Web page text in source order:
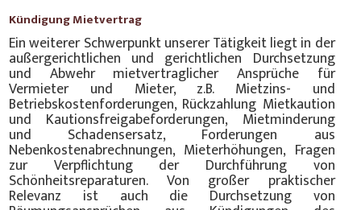
Kündigung Mietvertrag
Ein weiterer Schwerpunkt unserer Tätigkeit liegt in der
außergerichtlichen und gerichtlichen Durchsetzung
und Abwehr mietvertraglicher Ansprüche für
Vermieter und Mieter, z.B. Mietzins- und
Betriebskostenforderungen, Rückzahlung Mietkaution
und Kautionsfreigabeforderungen, Mietminderung
und Schadensersatz, Forderungen aus
Nebenkostenabrechnungen, Mieterhöhungen, Fragen
zur Verpflichtung der Durchführung von
Schönheitsreparaturen. Von großer praktischer
Relevanz ist auch die Durchsetzung von